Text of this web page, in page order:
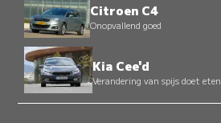
Citroen C4
Onopvallend goed
Kia Cee'd
Verandering van spijs doet eten